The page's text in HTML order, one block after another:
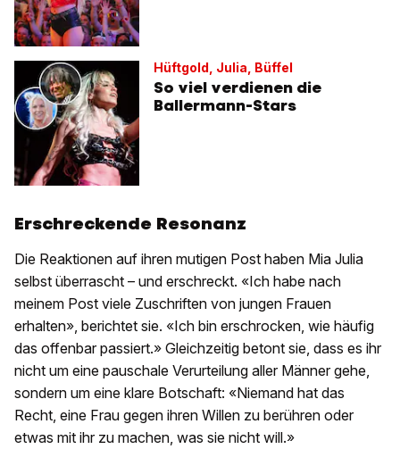
Hüftgold, Julia, Büffel
So viel verdienen die
Ballermann-Stars
Erschreckende Resonanz
Die Reaktionen auf ihren mutigen Post haben Mia Julia
selbst überrascht – und erschreckt. «Ich habe nach
meinem Post viele Zuschriften von jungen Frauen
erhalten», berichtet sie. «Ich bin erschrocken, wie häufig
das offenbar passiert.» Gleichzeitig betont sie, dass es ihr
nicht um eine pauschale Verurteilung aller Männer gehe,
sondern um eine klare Botschaft: «Niemand hat das
Recht, eine Frau gegen ihren Willen zu berühren oder
etwas mit ihr zu machen, was sie nicht will.»